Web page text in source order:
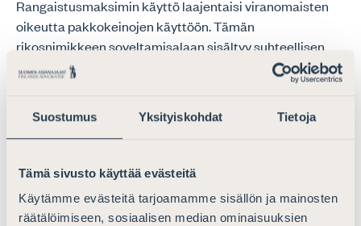
Suostumus Yksityiskohdat Tietoja
Tämä sivusto käyttää evästeitä
Käytämme evästeitä tarjoamamme sisällön ja mainosten
räätälöimiseen, sosiaalisen median ominaisuuksien
Rangaistusmaksimin käyttö laajentaisi viranomaisten
oikeutta pakkokeinojen käyttöön. Tämän
rikosnimikkeen soveltamisalaan sisältyy suhteellisen
lieviäkin tekoja ja massiivisten pakkokeinojen käytön
Törkeä lapsenraiskaus
Asianajajaliitto ei kannata esitystä.
Asianajajaliitto pitää sinällään hyvänä ehdotuksen